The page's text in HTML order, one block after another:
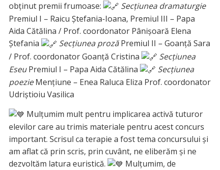
obținut premii frumoase:
Secțiunea dramaturgie
Premiul I – Raicu Ștefania-Ioana, Premiul III – Papa
Aida Cătălina / Prof. coordonator Pânișoară Elena
Ștefania
Secțiunea prozăPremiul II – Goanță Sara
/ Prof. coordonator Goanță Cristina
Secțiunea
EseuPremiul I – Papa Aida Cătălina
Secțiunea
poezieMențiune – Enea Raluca Eliza Prof. coordonator
Udriștioiu Vasilica
Mulțumim mult pentru implicarea activă tuturor
elevilor care au trimis materiale pentru acest concurs
important. Scrisul ca terapie a fost tema concursului și
am aflat că prin scris, prin cuvânt, ne eliberăm și ne
dezvoltăm latura euristică.
Mulțumim, de